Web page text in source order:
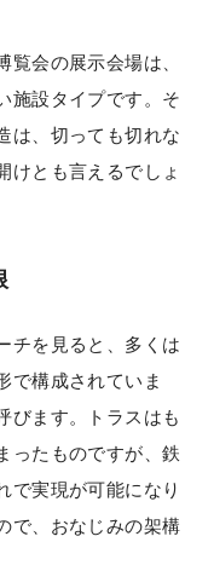
会の展示会場は、
施設タイプです。そ
は、切っても切れな
けとも言えるでしょ
チを見ると、多くは
で構成されていま
びます。トラスはも
ったものですが、鉄
で実現が可能になり
で、おなじみの架構